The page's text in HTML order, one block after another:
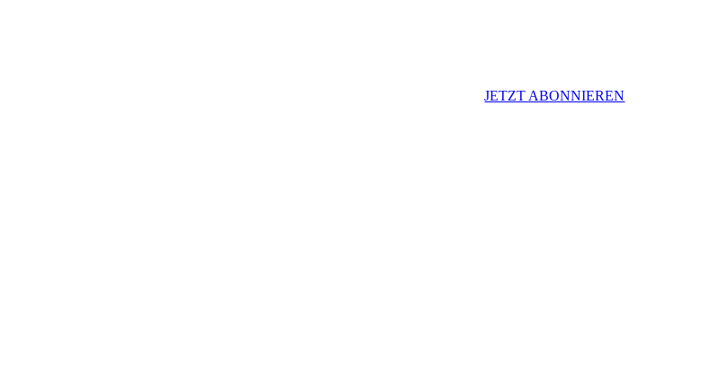
JETZT ABONNIEREN